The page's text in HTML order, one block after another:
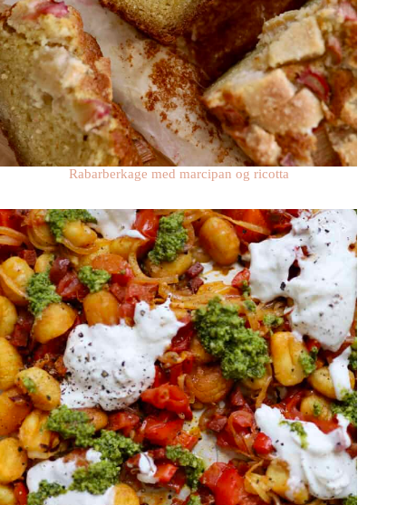
Rabarberkage med marcipan og ricotta